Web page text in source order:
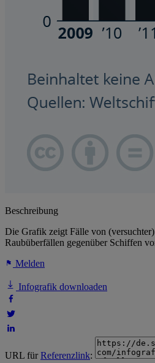
Beschreibung
Die Grafik zeigt Fälle von
Raubüberfällen gegenüber Schiffen
Melden
Infografik downloaden
URL fürReferenzlink: